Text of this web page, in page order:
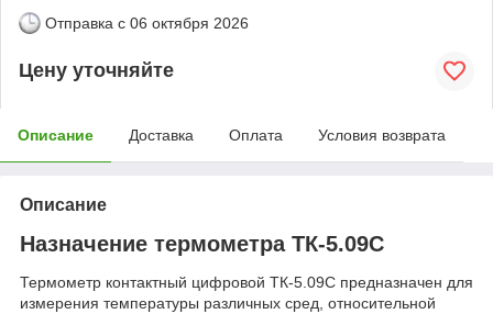
Отправка с 06 октября 2026
Цену уточняйте
Описание Доставка Оплата Условия возврата
Описание
Назначение термометра ТК-5.09С
Термометр контактный цифровой ТК-5.09С предназначен для
измерения температуры различных сред, относительной